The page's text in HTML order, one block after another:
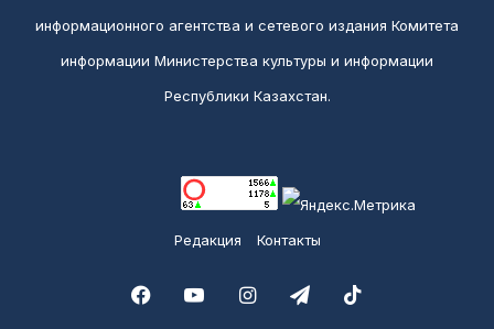
информационного агентства и сетевого издания Комитета
информации Министерства культуры и информации
Республики Казахстан.
Редакция Контакты
FacebookYouTubeInstagramTelegram